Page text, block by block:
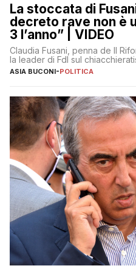
La stoccata di
decreto rave non è
3 l’anno” | VIDEO
Claudia Fusani, penna de Il
la leader di FdI sul
ASIA BUCONI-POLITICA